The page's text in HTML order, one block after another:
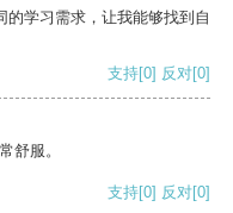
学习需求，让我能够找到自
支持[0] 反对[0]
舒服。
支持[0] 反对[0]